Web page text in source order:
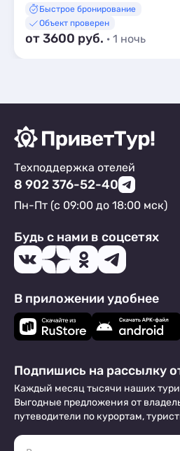
Быстрое бронирование
Объект проверен
от 3600 руб. · 1 ночь
Техподдержка отелей
8 902 376-52-40
Пн-Пт (с 09:00 до 18:00 мск)
Будь с нами в соцсетях
В приложении удобнее
Подпишись на рассылку
Каждый месяц тысячи наших
Выгодные предложения от
путеводители по курортам,